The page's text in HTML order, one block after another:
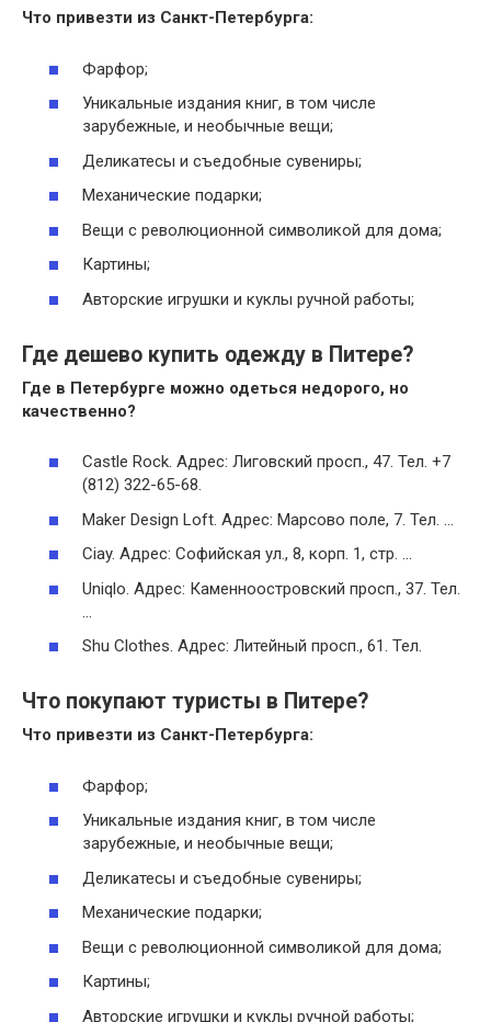
Что привезти из Санкт-Петербурга:
Фарфор;
Уникальные издания книг, в том числе
зарубежные, и необычные вещи;
Деликатесы и съедобные сувениры;
Механические подарки;
Вещи с революционной символикой для дома;
Картины;
Авторские игрушки и куклы ручной работы;
Где дешево купить одежду в Питере?
Где в Петербурге можно одеться недорого, но
качественно?
Castle Rock. Адрес: Лиговский просп., 47. Тел. +7
(812) 322-65-68.
Maker Design Loft. Адрес: Марсово поле, 7. Тел. …
Ciay. Адрес: Софийская ул., 8, корп. 1, стр. …
Uniqlo. Адрес: Каменноостровский просп., 37. Тел.
…
Shu Clothes. Адрес: Литейный просп., 61. Тел.
Что покупают туристы в Питере?
Что привезти из Санкт-Петербурга:
Фарфор;
Уникальные издания книг, в том числе
зарубежные, и необычные вещи;
Деликатесы и съедобные сувениры;
Механические подарки;
Вещи с революционной символикой для дома;
Картины;
Авторские игрушки и куклы ручной работы;